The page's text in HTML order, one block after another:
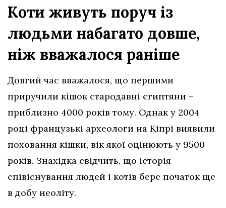
Коти живуть поруч із
людьми набагато довше,
ніж вважалося раніше
Довгий час вважалося, що першими
приручили кішок стародавні єгиптяни –
приблизно 4000 років тому. Однак у 2004
році французькі археологи на Кіпрі виявили
поховання кішки, вік якої оцінюють у 9500
років. Знахідка свідчить, що історія
співіснування людей і котів бере початок ще
в добу неоліту.